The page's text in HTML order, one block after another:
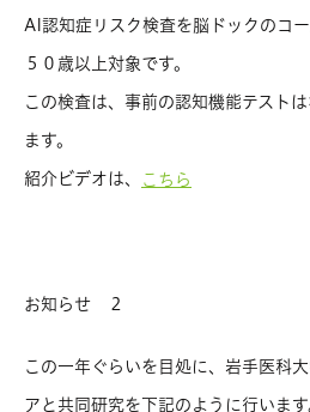
AI認知症リスク検査を脳ドックのコー
５０歳以上対象です。
この検査は、事前の認知機能テスト
ます。
紹介ビデオは、 こちら
お知らせ ２
この一年ぐらいを目処に、岩手医科
アと共同研究を下記のように行います